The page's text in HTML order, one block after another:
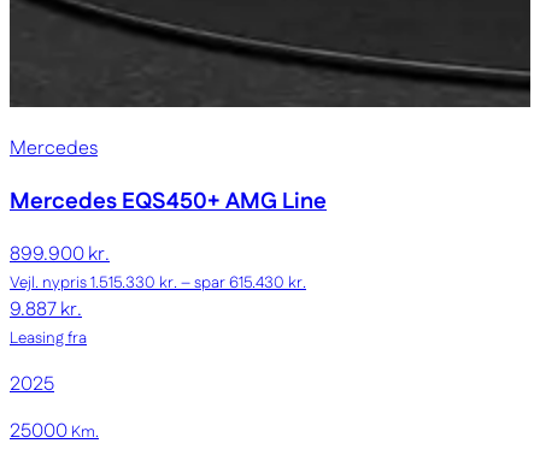
Mercedes
Mercedes EQS450+AMG Line
899.900 kr.
Vejl. nypris 1.515.330 kr. – spar 615.430 kr.
9.887 kr.
Leasing fra
2025
25000 Km.